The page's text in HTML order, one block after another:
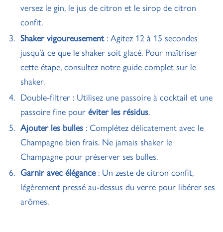
versez le gin, le jus de citron et le sirop de citron
confit.
Shaker vigoureusement: Agitez 12 à 15 secondes
jusqu’à ce que le shaker soit glacé. Pour maîtriser
cette étape, consultez notre guide complet sur le
shaker.
Double-filtrer : Utilisez une passoire à cocktail et une
passoire fine pour éviter les résidus.
Ajouter les bulles : Complétez délicatement avec le
Champagne bien frais. Ne jamais shaker le
Champagne pour préserver ses bulles.
Garnir avec élégance: Un zeste de citron confit,
légèrement pressé au-dessus du verre pour libérer ses
arômes.